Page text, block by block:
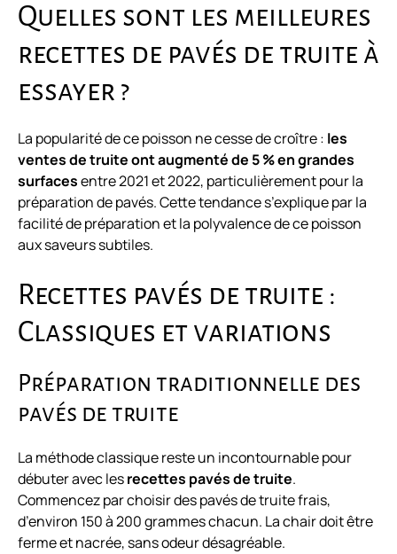
Quelles sont les meilleures
recettes de pavés de truite à
essayer ?
La popularité de ce poisson ne cesse de croître : les
ventes de truite ont augmenté de 5 % en grandes
surfacesentre 2021 et 2022, particulièrement pour la
préparation de pavés. Cette tendance s’explique par la
facilité de préparation et la polyvalence de ce poisson
aux saveurs subtiles.
Recettes pavés de truite :
Classiques et variations
Préparation traditionnelle des
pavés de truite
La méthode classique reste un incontournable pour
débuter avec lesrecettes pavés de truite.
Commencez par choisir des pavés de truite frais,
d’environ 150 à 200 grammes chacun. La chair doit être
ferme et nacrée, sans odeur désagréable.